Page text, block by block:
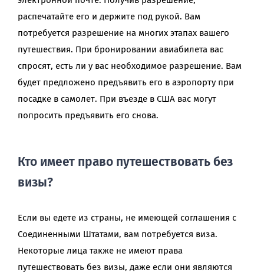
распечатайте его и держите под рукой. Вам
потребуется разрешение на многих этапах вашего
путешествия. При бронировании авиабилета вас
спросят, есть ли у вас необходимое разрешение. Вам
будет предложено предъявить его в аэропорту при
посадке в самолет. При въезде в США вас могут
попросить предъявить его снова.
Кто имеет право путешествовать без
визы?
Если вы едете из страны, не имеющей соглашения с
Соединенными Штатами, вам потребуется виза.
Некоторые лица также не имеют права
путешествовать без визы, даже если они являются